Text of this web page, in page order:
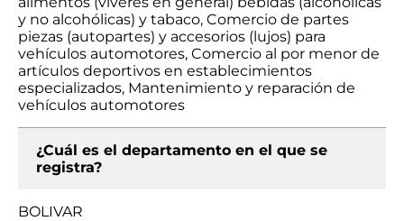
y no alcohólicas) y tabaco, Comercio de partes
piezas (autopartes) y accesorios (lujos) para
vehículos automotores, Comercio al por menor de
artículos deportivos en establecimientos
especializados, Mantenimiento y reparación de
vehículos automotores
¿Cuál es el departamento en el que se
registra?
BOLIVAR